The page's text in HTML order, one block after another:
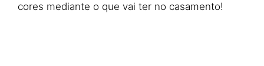
cores mediante o que vai ter no casamento!